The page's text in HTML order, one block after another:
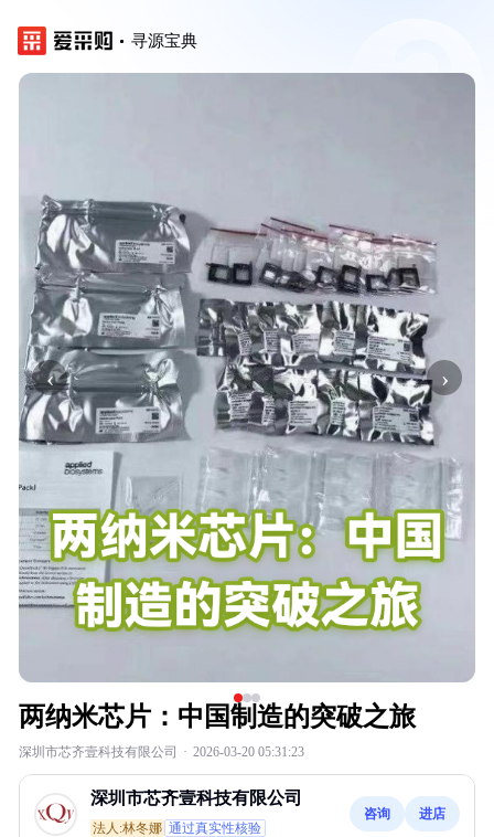
寻源宝典
‹ ›
两纳米芯片：中国制造的突破之旅
深圳市芯齐壹科技有限公司 · 2026-03-20 05:31:23
深圳市芯齐壹科技有限公司
法人:林冬娜 通过真实性核验
咨询 进店